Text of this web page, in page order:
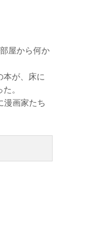
屋から何か
が、床に
。
漫画家たち